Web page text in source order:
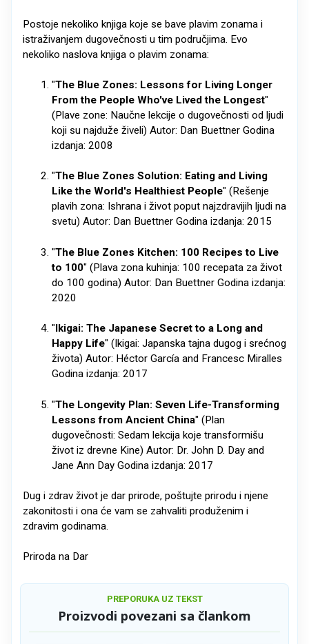
Postoje nekoliko knjiga koje se bave plavim zonama i
istraživanjem dugovečnosti u tim područjima. Evo
nekoliko naslova knjiga o plavim zonama:
"The Blue Zones: Lessons for Living Longer
From the People Who've Lived the Longest"
(Plave zone: Naučne lekcije o dugovečnosti od ljudi
koji su najduže živeli) Autor: Dan Buettner Godina
izdanja: 2008
"The Blue Zones Solution: Eating and Living
Like the World's Healthiest People" (Rešenje
plavih zona: Ishrana i život poput najzdravijih ljudi na
svetu) Autor: Dan Buettner Godina izdanja: 2015
"The Blue Zones Kitchen: 100 Recipes to Live
to 100" (Plava zona kuhinja: 100 recepata za život
do 100 godina) Autor: Dan Buettner Godina izdanja:
2020
"Ikigai: The Japanese Secret to a Long and
Happy Life" (Ikigai: Japanska tajna dugog i srećnog
života) Autor: Héctor García and Francesc Miralles
Godina izdanja: 2017
"The Longevity Plan: Seven Life-Transforming
Lessons from Ancient China" (Plan
dugovečnosti: Sedam lekcija koje transformišu
život iz drevne Kine) Autor: Dr. John D. Day and
Jane Ann Day Godina izdanja: 2017
Dug i zdrav život je dar prirode, poštujte prirodu i njene
zakonitosti i ona će vam se zahvaliti produženim i
zdravim godinama.
Priroda na Dar
PREPORUKA UZ TEKST
Proizvodi povezani sa člankom